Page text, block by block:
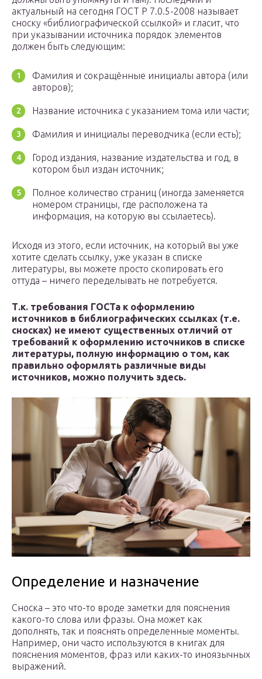
актуальный на сегодня ГОСТ Р 7.0.5-2008 называет
сноску «библиографической ссылкой» и гласит, что
при указывании источника порядок элементов
должен быть следующим:
Фамилия и сокращённые инициалы автора (или
авторов);
Название источника с указанием тома или части;
Фамилия и инициалы переводчика (если есть);
Город издания, название издательства и год, в
котором был издан источник;
Полное количество страниц (иногда заменяется
номером страницы, где расположена та
информация, на которую вы ссылаетесь).
Исходя из этого, если источник, на который вы уже
хотите сделать ссылку, уже указан в списке
литературы, вы можете просто скопировать его
оттуда – ничего переделывать не потребуется.
Т.к. требования ГОСТа к оформлению
источников в библиографических ссылках (т.е.
сносках) не имеют существенных отличий от
требований к оформлению источников в списке
литературы, полную информацию о том, как
правильно оформлять различные виды
источников, можно получить здесь.
Определение и назначение
Сноска – это что-то вроде заметки для пояснения
какого-то слова или фразы. Она может как
дополнять, так и пояснять определенные моменты.
Например, они часто используются в книгах для
пояснения моментов, фраз или каких-то иноязычных
выражений.